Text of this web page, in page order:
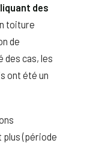
des
toiture
de
des cas, les
ont été un
(période